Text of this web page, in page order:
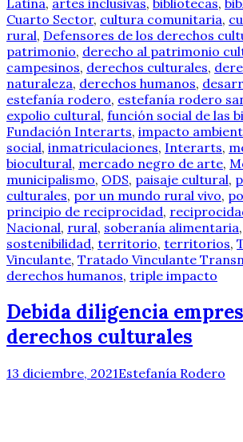
Cuarto Sector, cultura comunitaria,
rural, Defensores de los derechos
patrimonio, derecho al patrimonio
campesinos, derechos culturales,
naturaleza, derechos humanos,
estefanía rodero, estefanía rodero
expolio cultural, función social de las
Fundación Interarts, impacto
social, inmatriculaciones, Interarts,
biocultural, mercado negro de arte,
municipalismo, ODS, paisaje cultural,
culturales, por un mundo rural vivo,
principio de reciprocidad,
Nacional, rural, soberanía alimentaria,
sostenibilidad, territorio, territorios,
Vinculante, Tratado Vinculante
derechos humanos, triple impacto
Debida diligencia
derechos culturales
13 diciembre, 2021Estefanía Rodero